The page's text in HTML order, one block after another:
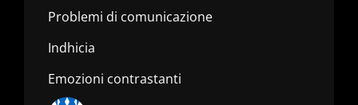
Problemi di comunicazione
Indhicia
Emozioni contrastanti